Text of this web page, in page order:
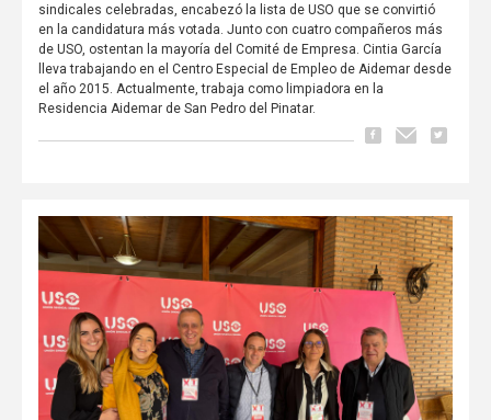
sindicales celebradas, encabezó la lista de USO que se convirtió
en la candidatura más votada. Junto con cuatro compañeros más
de USO, ostentan la mayoría del Comité de Empresa. Cintia García
lleva trabajando en el Centro Especial de Empleo de Aidemar desde
el año 2015. Actualmente, trabaja como limpiadora en la
Residencia Aidemar de San Pedro del Pinatar.